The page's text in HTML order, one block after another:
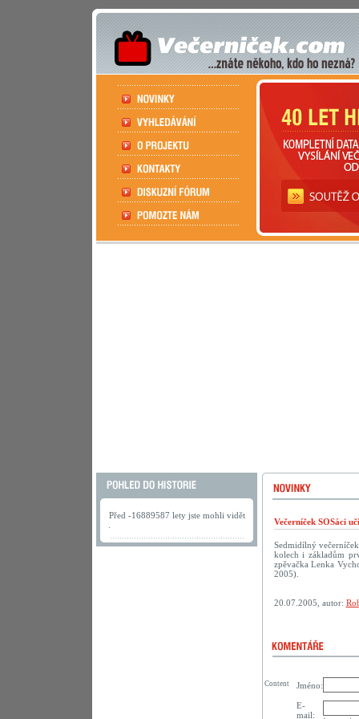
Před -16889587 lety jste mohli vidět
Večerníček SOSáci
Sedmidílný
kolech i základům
zpěvačka Lenka
2005).
20.07.2005, autor:
Jméno:
E-
mail:
Content